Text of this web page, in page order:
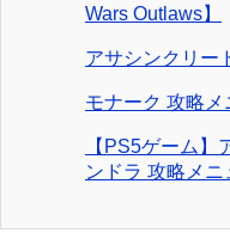
Wars Outlaws】
アサシンクリー
モナーク 攻略メ
【PS5ゲーム】
ンドラ 攻略メニ